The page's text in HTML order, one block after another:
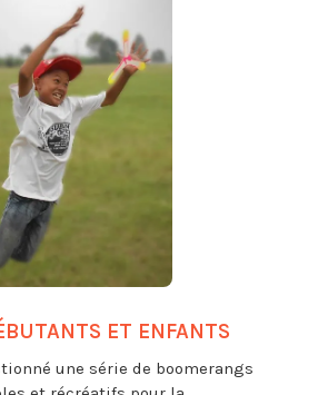
ET ENFANTS
une série de boomerangs